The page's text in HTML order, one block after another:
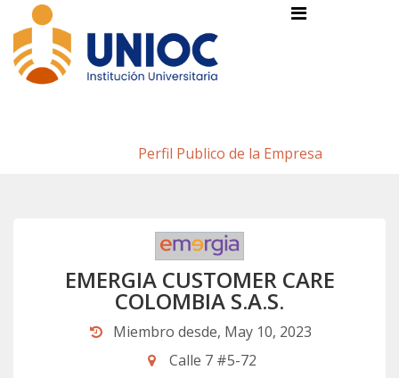
Perfil Publico de la Empresa
EMERGIA CUSTOMER CARE
COLOMBIA S.A.S.
Miembro desde, May 10, 2023
Calle 7 #5-72